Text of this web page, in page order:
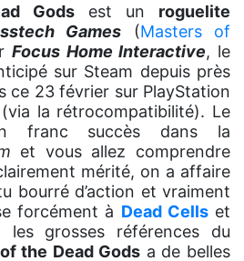
Gods est un roguelite
Games (Masters of
Focus Home Interactive, le
sur Steam depuis près
ce 23 février sur PlayStation
la rétrocompatibilité). Le
franc succès dans la
et vous allez comprendre
mérité, on a affaire
bourré d’action et vraiment
forcément à Dead Cellset
les grosses références du
the Dead Gods a de belles